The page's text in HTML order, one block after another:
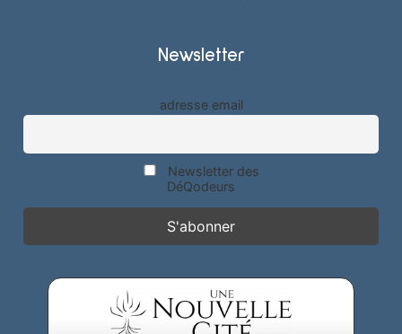
Newsletter
adresse email
Newsletter des
DéQodeurs